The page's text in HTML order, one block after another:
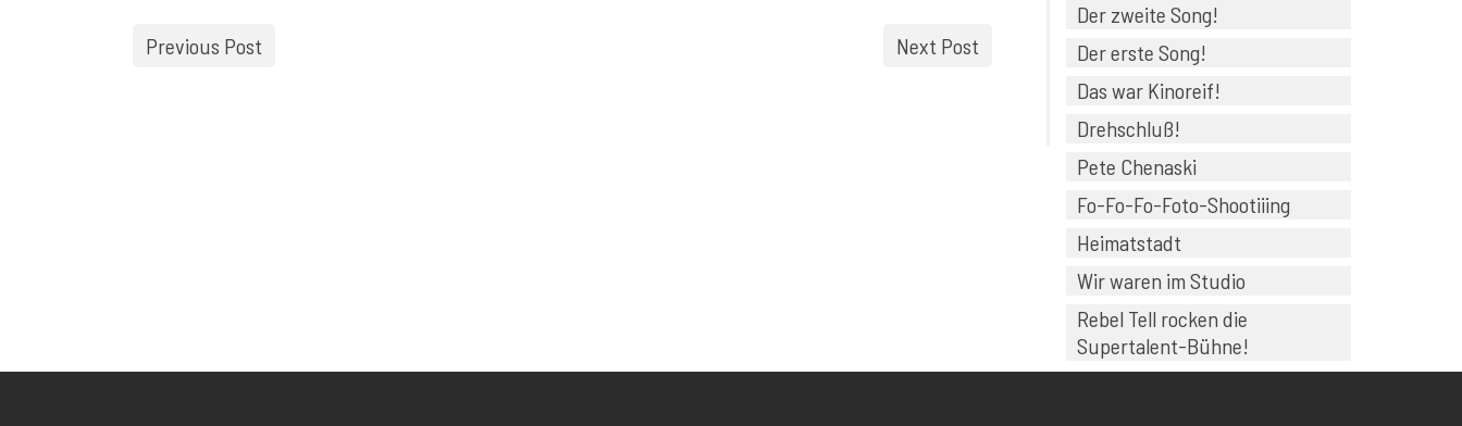
Previous Post Next Post
Der zweite Song!
Der erste Song!
Das war Kinoreif!
Drehschluß!
Pete Chenaski
Fo-Fo-Fo-Foto-Shootiiing
Heimatstadt
Wir waren im Studio
Rebel Tell rocken die
Supertalent-Bühne!